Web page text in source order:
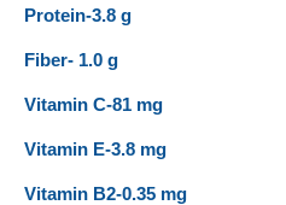
Protein-3.8 g
Fiber- 1.0 g
Vitamin C-81 mg
Vitamin E-3.8 mg
Vitamin B2-0.35 mg